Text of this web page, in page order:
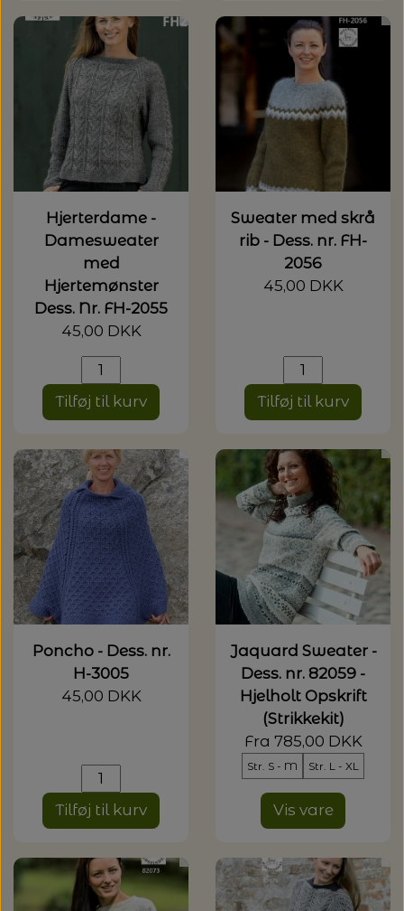
Hjerterdame -
Damesweater
med
Hjertemønster
Dess. Nr. FH-2055
45,00 DKK
Tilføj til kurv
Sweater med skrå
rib - Dess. nr. FH-
2056
45,00 DKK
Tilføj til kurv
Poncho - Dess. nr.
H-3005
45,00 DKK
Tilføj til kurv
Jaquard Sweater -
Dess. nr. 82059 -
Hjelholt Opskrift
(Strikkekit)
Fra 785,00 DKK
Str. S - M Str. L - XL
Vis vare